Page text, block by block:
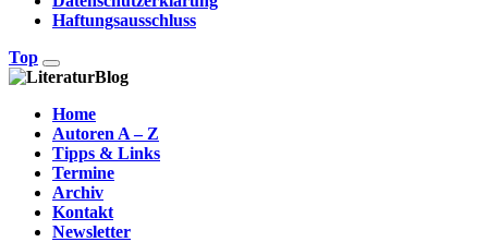
Haftungsausschluss
Top
Home
Autoren A – Z
Tipps & Links
Termine
Archiv
Kontakt
Newsletter